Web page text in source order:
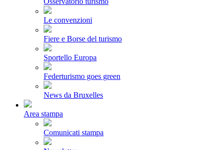
Le convenzioni
Fiere e Borse del turismo
Sportello Europa
Federturismo goes green
News da Bruxelles
Area stampa
Comunicati stampa